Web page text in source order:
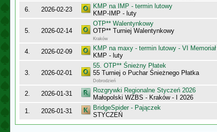
6.
2026-02-23
KMP na IMP - termin lutowy
KMP-IMP - luty
5. 2026-02-14
OTP** Walentynkowy
OTP** Turniej Walentynkowy
Kraków
4. 2026-02-09
KMP na maxy - termin lutowy - VI
KMP - luty
3. 2026-02-01
55. OTP** Śnieżny Płatek
55 Turniej o Puchar Śnieżnego Płatka
Dobrodzień
2. 2026-01-31
Rozgrywki Regionalne Styczeń 2026
Małopolski WZBS - Kraków - I 2026
1.
2026-01-31
BridgeSpider - Pajączek
STYCZEŃ